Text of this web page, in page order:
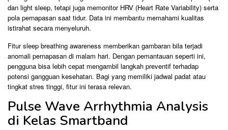
dan light sleep, tetapi juga memonitor HRV (Heart Rate Variability) serta
pola pernapasan saat tidur. Data ini membantu memahami kualitas
istirahat secara menyeluruh.
Fitur sleep breathing awareness memberikan gambaran bila terjadi
anomali pernapasan di malam hari. Dengan pemantauan seperti ini,
pengguna bisa lebih cepat mengambil langkah preventif terhadap
potensi gangguan kesehatan. Bagi yang memiliki jadwal padat atau
tingkat stres tinggi, fitur ini terasa relevan.
Pulse Wave Arrhythmia Analysis
di Kelas Smartband